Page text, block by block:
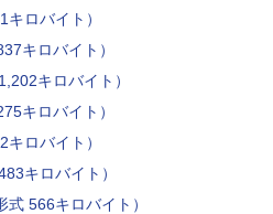
ロバイト）
キロバイト）
キロバイト）
キロバイト）
ロバイト）
キロバイト）
566キロバイト）